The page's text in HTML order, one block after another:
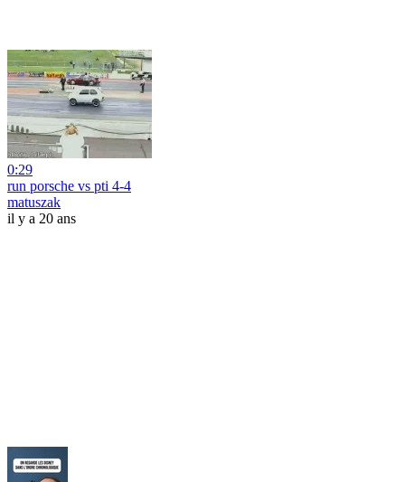
0:29
run porsche vs pti 4-4
matuszak
il y a 20 ans